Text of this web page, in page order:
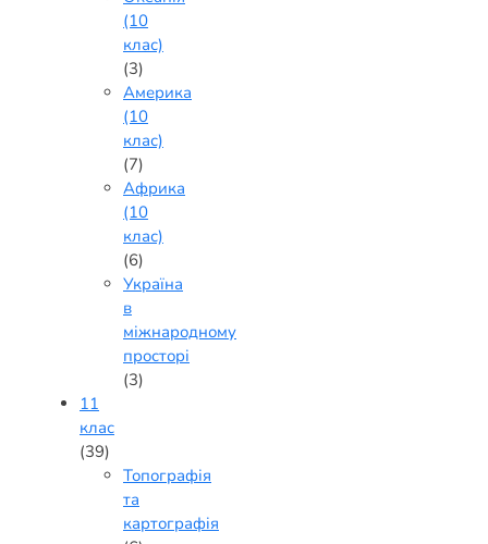
(10
клас)
(3)
Америка
(10
клас)
(7)
Африка
(10
клас)
(6)
Україна
в
міжнародному
просторі
(3)
11
клас
(39)
Топографія
та
картографія